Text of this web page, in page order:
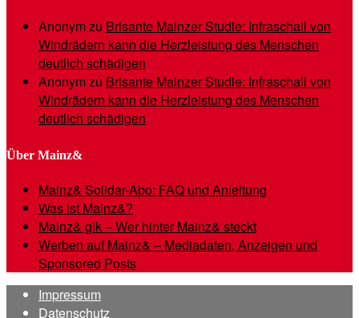
Anonymzu Brisante Mainzer Studie: Infraschall von
Windrädern kann die Herzleistung des Menschen
deutlich schädigen
Anonymzu Brisante Mainzer Studie: Infraschall von
Windrädern kann die Herzleistung des Menschen
deutlich schädigen
Über Mainz&
Mainz& Solidar-Abo: FAQ und Anleitung
Was ist Mainz&?
Mainz& gik – Wer hinter Mainz& steckt
Werben auf Mainz& – Mediadaten, Anzeigen und
Sponsored Posts
Impressum
Datenschutz